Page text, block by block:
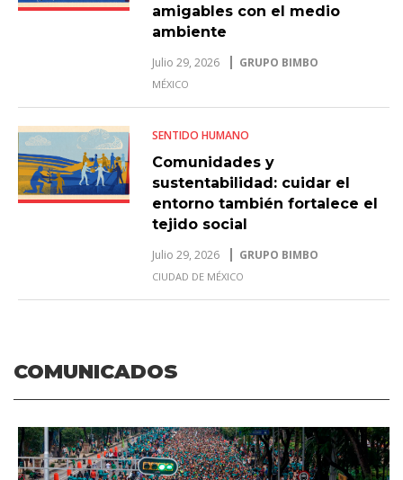
amigables con el medio
ambiente
Julio 29, 2026 GRUPO BIMBO
MÉXICO
SENTIDO HUMANO
Comunidades y
sustentabilidad: cuidar el
entorno también fortalece el
tejido social
Julio 29, 2026 GRUPO BIMBO
CIUDAD DE MÉXICO
COMUNICADOS